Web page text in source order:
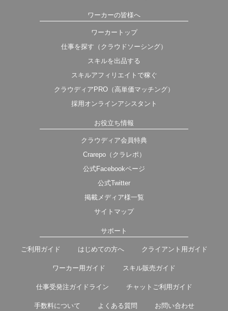
ワーカーの皆様へ
ワーカートップ
仕事を探す（クラウドソーシング）
スキルを出品する
スキルアフィリエイトで稼ぐ
クラウディアPRO（高単価マッチング）
採用オンラインアシスタント
お役立ち情報
クラウディア会員特典
Crarepo（クラレポ）
公式Facebookページ
公式Twitter
掲載メディア様一覧
サイトマップ
サポート
ご利用ガイド はじめての方へ クライアント用ガイド
ワーカー用ガイド スキル販売ガイド
仕事受発注ガイドライン チャットご利用ガイド
手数料について よくある質問 お問い合わせ